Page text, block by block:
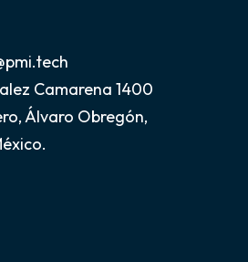
Camarena 1400
Álvaro Obregón,